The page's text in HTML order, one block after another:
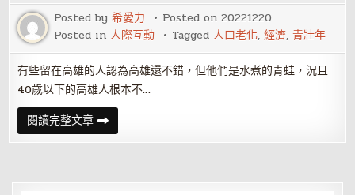
Posted by希愛力 Posted on20221220
Posted in人際互動 Tagged人口老化,經濟,青壯年
有些留在高雄的人認為高雄還不錯，但他們是水煮的青蛙，況且
40歲以下的高雄人根本不…
閱讀完整文章經
濟
衰
老